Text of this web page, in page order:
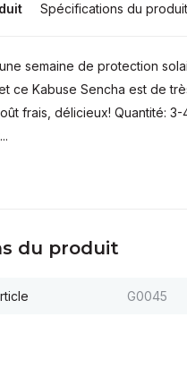
Spécifications du produit
semaine de protection
ce Kabuse Sencha est de
frais, délicieux! Quantité:
du produit
G0045